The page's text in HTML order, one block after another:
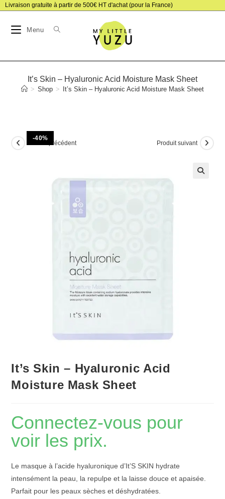
Skip
content
Livraison gratuite à partir de 500€ HT d'achat (pour la France)
Menu
It’s Skin – Hyaluronic Acid Moisture Mask Sheet
> Shop > It’s Skin – Hyaluronic Acid Moisture Mask Sheet
-40%
Produit précédent Produit suivant
It’s Skin – Hyaluronic Acid
Moisture Mask Sheet
Connectez-vous pour
voir les prix.
Le masque à l’acide hyaluronique d’It’S SKIN hydrate
intensément la peau, la repulpe et la laisse douce et apaisée.
Parfait pour les peaux sèches et déshydratées.